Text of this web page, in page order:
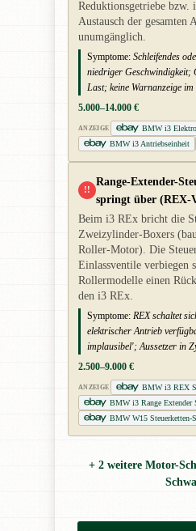
Reduktionsgetriebe bzw.
Austausch der gesamten
unumgänglich.
Symptome: Schleifendes
niedriger Geschwindigkeit;
Last; keine Warnanzeige
5.000–14.000 €
ANZEIGE
BMW i3
BMW i3 Antriebseinheit
!!
Range-Extender-
springt über (REX-
Beim i3 REx bricht die
Zweizylinder-Boxers
Roller-Motor). Die
Einlassventile
Rollermodelle einen
den i3 REx.
Symptome: REX schaltet
elektrischer Antrieb
implausibel'; Aussetzer in
2.500–9.000 €
ANZEIGE
BMW i3 REX
BMW i3 Range Extender
BMW W15 Steuerketten-
+ 2 weitere Motor-